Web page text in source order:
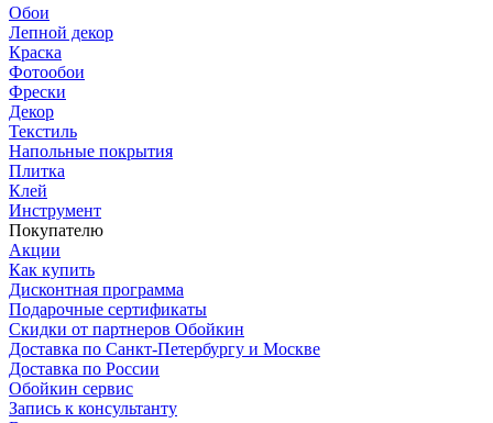
Обои
Лепной декор
Краска
Фотообои
Фрески
Декор
Текстиль
Напольные покрытия
Плитка
Клей
Инструмент
Покупателю
Акции
Как купить
Дисконтная программа
Подарочные сертификаты
Скидки от партнеров Обойкин
Доставка по Санкт-Петербургу и Москве
Доставка по России
Обойкин сервис
Запись к консультанту